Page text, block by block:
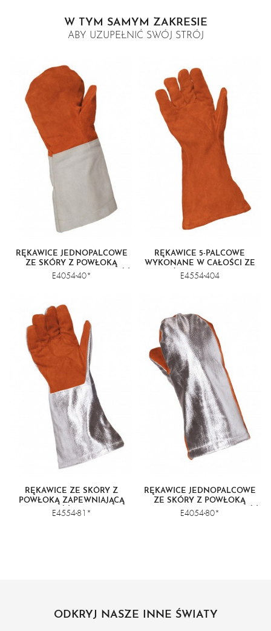
W TYM SAMYM ZAKRESIE
ABY UZUPEŁNIĆ SWÓJ STRÓJ
RĘKAWICE JEDNOPALCOWE
ZE SKÓRY Z POWŁOKĄ
ZAPEWNIAJĄCĄ ODPORNOŚĆ
E4054-40*
RĘKAWICE 5-PALCOWE
WYKONANE W CAŁOŚCI ZE
SKÓRY Z POWŁOKĄ
E4554-404
RĘKAWICE ZE SKÓRY Z
POWŁOKĄ ZAPEWNIAJĄCĄ
ODPORNOŚĆ NA WYSOKIE
E4554-81*
RĘKAWICE JEDNOPALCOWE
ZE SKÓRY Z POWŁOKĄ
ZAPEWNIAJĄCĄ ODPORNOŚĆ
E4054-80*
ODKRYJ NASZE INNE ŚWIATY